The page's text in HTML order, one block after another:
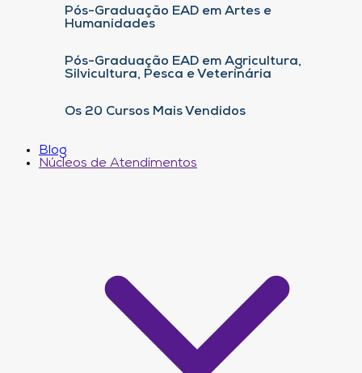
Pós-Graduação EAD em Artes e
Humanidades
Pós-Graduação EAD em Agricultura,
Silvicultura, Pesca e Veterinária
Os 20 Cursos Mais Vendidos
Blog
Núcleos de Atendimentos